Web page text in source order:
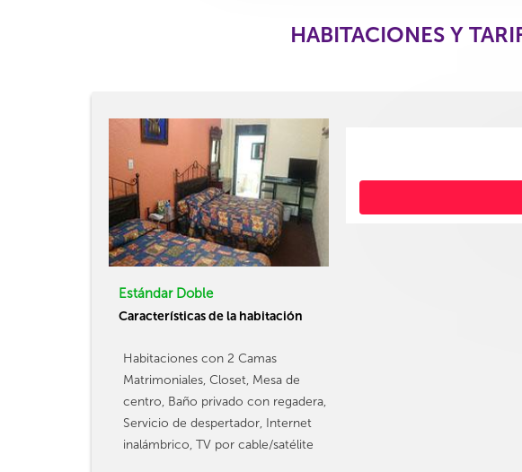
HABITACIONES Y
Estándar Doble
Características de la habitación
Habitaciones con 2 Camas
Matrimoniales, Closet, Mesa de
centro, Baño privado con regadera,
Servicio de despertador, Internet
inalámbrico, TV por cable/satélite